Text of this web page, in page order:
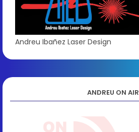
Andreu Ibañez Laser Design
ANDREU ON AIR